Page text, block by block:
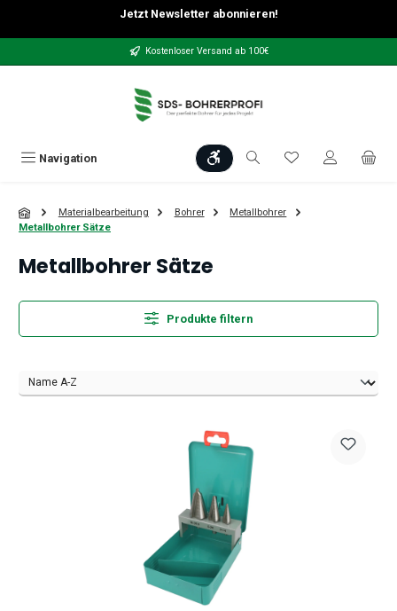
Zum Hauptinhalt springenJetzt Newsletter abonnieren!
Kostenloser Versand ab 100€
Navigation Werkzeugleiste anzeigen
Du hast 0
Materialbearbeitung Bohrer
Metallbohrer
Metallbohrer Sätze
Metallbohrer Sätze
Produkte filtern